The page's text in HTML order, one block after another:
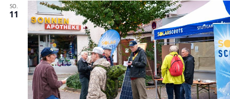
p
r
e
c
h
s
t
u
n
d
e
i
n
SO.
11